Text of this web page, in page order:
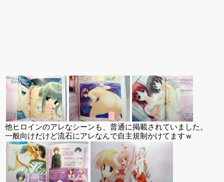
他ヒロインのアレなシーンも、普通に掲載されていました。
一般向けだけど流石にアレなんで自主規制かけてますｗ